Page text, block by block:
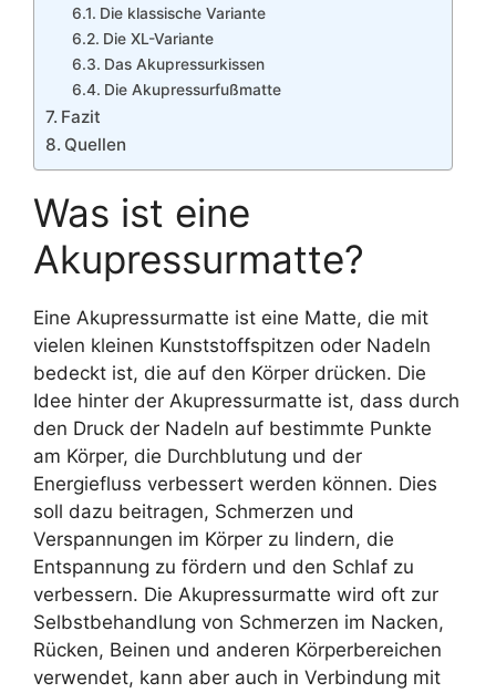
Die klassische Variante
Die XL-Variante
Das Akupressurkissen
Die Akupressurfußmatte
Fazit
Quellen
Was ist eine
Akupressurmatte?
Eine Akupressurmatte ist eine Matte, die mit
vielen kleinen Kunststoffspitzen oder Nadeln
bedeckt ist, die auf den Körper drücken. Die
Idee hinter der Akupressurmatte ist, dass durch
den Druck der Nadeln auf bestimmte Punkte
am Körper, die Durchblutung und der
Energiefluss verbessert werden können. Dies
soll dazu beitragen, Schmerzen und
Verspannungen im Körper zu lindern, die
Entspannung zu fördern und den Schlaf zu
verbessern. Die Akupressurmatte wird oft zur
Selbstbehandlung von Schmerzen im Nacken,
Rücken, Beinen und anderen Körperbereichen
verwendet, kann aber auch in Verbindung mit